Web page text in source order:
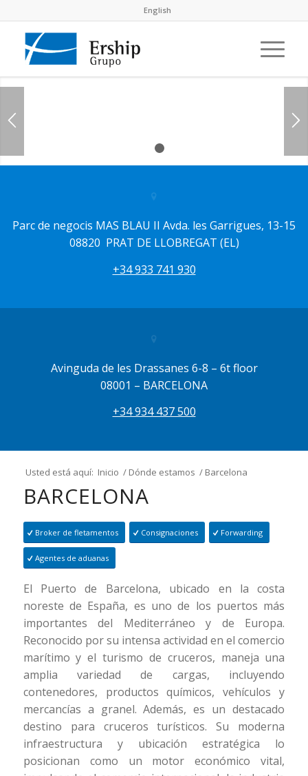
English
Parc de negocis MAS BLAU II Avda. les Garrigues, 13-15
08820 PRAT DE LLOBREGAT (EL)
+34 933 741 930
Avinguda de les Drassanes 6-8 – 6t floor
08001 – BARCELONA
+34 934 437 500
Usted está aquí: Inicio / Dónde estamos / Barcelona
BARCELONA
Broker de fletamentos Consignaciones Forwarding
Agentes de aduanas
El Puerto de Barcelona, ubicado en la costa
noreste de España, es uno de los puertos más
importantes del Mediterráneo y de Europa.
Reconocido por su intensa actividad en el comercio
marítimo y el turismo de cruceros, maneja una
amplia variedad de cargas, incluyendo
contenedores, productos químicos, vehículos y
mercancías a granel. Además, es un destacado
destino para cruceros turísticos. Su moderna
infraestructura y ubicación estratégica lo
posicionan como un motor económico vital,